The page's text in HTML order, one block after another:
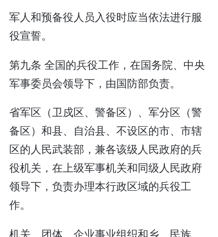
军人和预备役人员入役时应当依法进行服
役宣誓。
第九条 全国的兵役工作，在国务院、中央
军事委员会领导下，由国防部负责。
省军区（卫戍区、警备区）、军分区（警
备区）和县、自治县、不设区的市、市辖
区的人民武装部，兼各该级人民政府的兵
役机关，在上级军事机关和同级人民政府
领导下，负责办理本行政区域的兵役工
作。
机关、团体、企业事业组织和乡、民族